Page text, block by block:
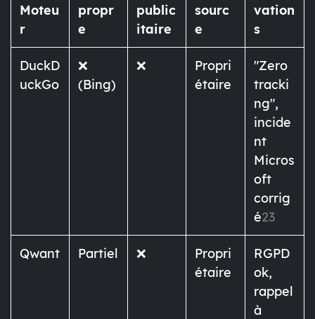
Moteu
r
propr
e
public
itaire
sourc
e
vation
s
DuckD
uckGo
❌
(Bing)
❌
Propri
étaire
"Zero
tracki
ng",
incide
nt
Micros
oft
corrig
é23
Qwant Partiel ❌
Propri
étaire
RGPD
ok,
rappel
à